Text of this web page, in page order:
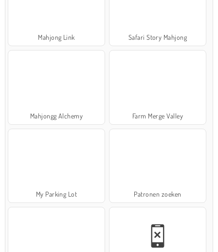
Mahjong Link Safari Story Mahjong
Mahjongg Alchemy Farm Merge Valley
My Parking Lot Patronen zoeken